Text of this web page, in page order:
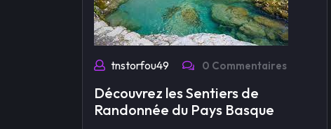
tnstorfou49 0 Commentaires
Découvrez les Sentiers de
Randonnée du Pays Basque